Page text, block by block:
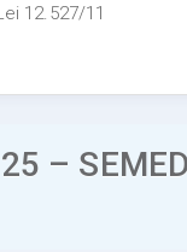
12.527/11
–